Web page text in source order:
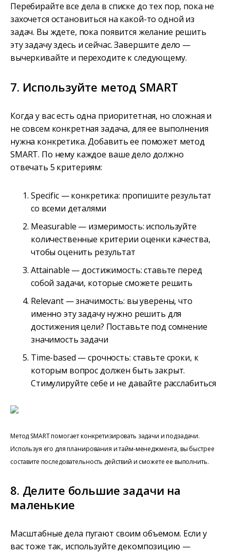
Перебирайте все дела в списке до тех пор, пока не
захочется остановиться на какой-то одной из
задач. Вы ждете, пока появится желание решить
эту задачу здесь и сейчас. Завершите дело —
вычеркивайте и переходите к следующему.
7. Используйте метод SMART
Когда у вас есть одна приоритетная, но сложная и
не совсем конкретная задача, для ее выполнения
нужна конкретика. Добавить ее поможет метод
SMART. По нему каждое ваше дело должно
отвечать 5 критериям:
Specific — конкретика: пропишите результат
со всеми деталями
Measurable — измеримость: используйте
количественные критерии оценки качества,
чтобы оценить результат
Attainable — достижимость: ставьте перед
собой задачи, которые сможете решить
Relevant — значимость: вы уверены, что
именно эту задачу нужно решить для
достижения цели? Поставьте под сомнение
значимость задачи
Time-based — срочность: ставьте сроки, к
которым вопрос должен быть закрыт.
Стимулируйте себе и не давайте расслабиться
Метод SMART помогает конкретизировать задачи и подзадачи.
Используя его для планирования и тайм-менеджмента, вы быстрее
составите последовательность действий и сможете ее выполнить.
8. Делите большие задачи на
маленькие
Масштабные дела пугают своим объемом. Если у
вас тоже так, используйте декомпозицию —